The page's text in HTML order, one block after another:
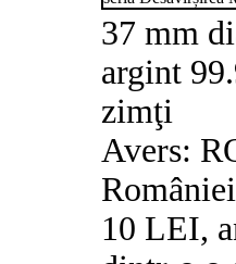
37 mm
argint
zimţi
Avers:
10 LEI,